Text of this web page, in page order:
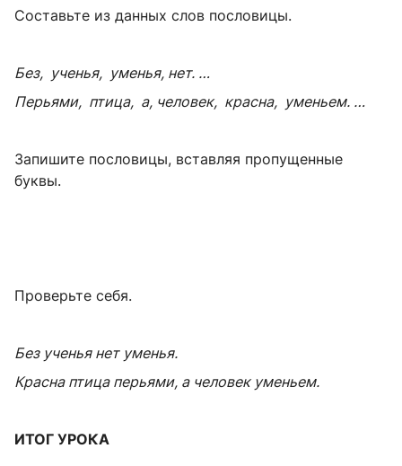
Составьте из данных слов пословицы.
Без, ученья, уменья, нет. …
Перьями, птица, а, человек, красна, уменьем. …
Запишите пословицы, вставляя пропущенные
буквы.
Проверьте себя.
Без ученья нет уменья.
Красна птица перьями, а человек уменьем.
ИТОГ УРОКА